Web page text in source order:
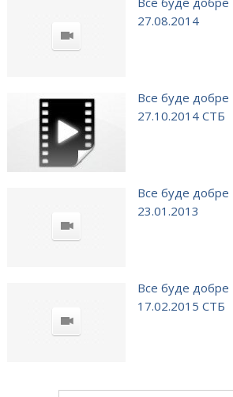
27.08.2014
Все буде добре
27.10.2014 СТБ
Все буде добре
23.01.2013
Все буде добре
17.02.2015 СТБ